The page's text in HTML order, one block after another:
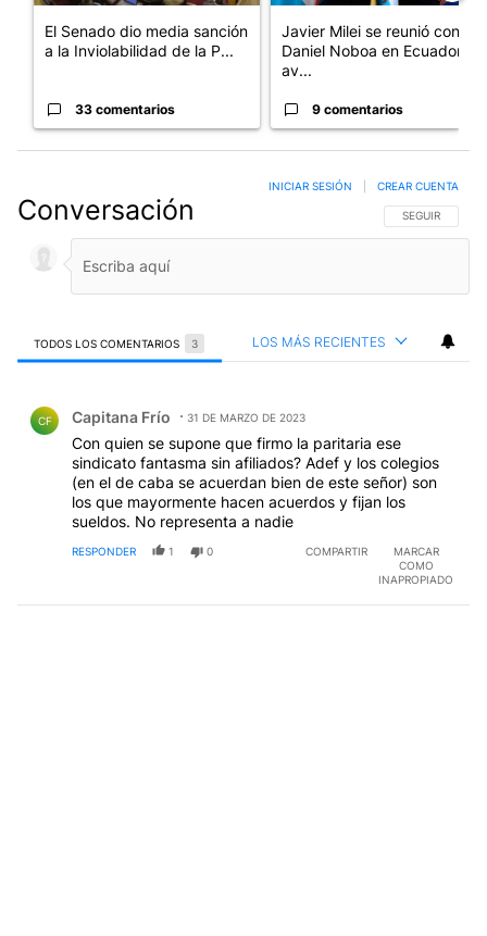
El Senado dio media sanción
a la Inviolabilidad de la P...
33 comentarios
Javier Milei se reunió con
Daniel Noboa en Ecuador y
av...
9 comentarios
Conversación SIGA ESTA
SEGUIR
INICIAR SESIÓN CREAR CUENTA
TODOS LOS COMENTARIOS 3 LOS MÁS RECIENTES
CF Capitana Frío 31 DE MARZO DE 2023
Con quien se supone que firmo la paritaria ese
sindicato fantasma sin afiliados? Adef y los colegios
(en el de caba se acuerdan bien de este señor) son
los que mayormente hacen acuerdos y fijan los
sueldos. No representa a nadie
RESPONDER 1 0 COMPARTIR
MARCAR
COMO
INAPROPIADO